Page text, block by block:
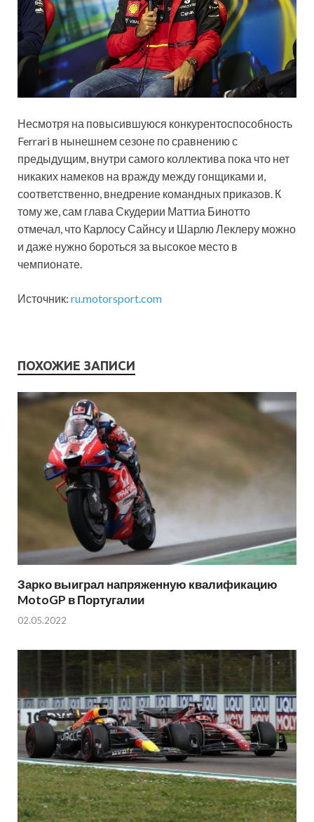
Несмотря на повысившуюся конкурентоспособность
Ferrari в нынешнем сезоне по сравнению с
предыдущим, внутри самого коллектива пока что нет
никаких намеков на вражду между гонщиками и,
соответственно, внедрение командных приказов. К
тому же, сам глава Скудерии Маттиа Бинотто
отмечал, что Карлосу Сайнсу и Шарлю Леклеру можно
и даже нужно бороться за высокое место в
чемпионате.
Источник: ru.motorsport.com
ПОХОЖИЕ ЗАПИСИ
Зарко выиграл напряженную квалификацию
MotoGP в Португалии
02.05.2022